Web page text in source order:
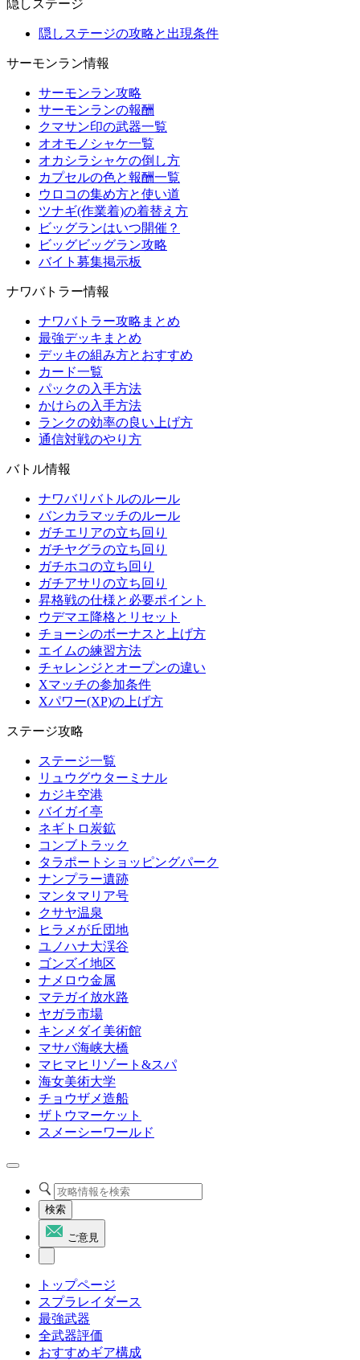
隠しステージ
隠しステージの攻略と出現条件
サーモンラン情報
サーモンラン攻略
サーモンランの報酬
クマサン印の武器一覧
オオモノシャケ一覧
オカシラシャケの倒し方
カプセルの色と報酬一覧
ウロコの集め方と使い道
ツナギ(作業着)の着替え方
ビッグランはいつ開催？
ビッグビッグラン攻略
バイト募集掲示板
ナワバトラー情報
ナワバトラー攻略まとめ
最強デッキまとめ
デッキの組み方とおすすめ
カード一覧
パックの入手方法
かけらの入手方法
ランクの効率の良い上げ方
通信対戦のやり方
バトル情報
ナワバリバトルのルール
バンカラマッチのルール
ガチエリアの立ち回り
ガチヤグラの立ち回り
ガチホコの立ち回り
ガチアサリの立ち回り
昇格戦の仕様と必要ポイント
ウデマエ降格とリセット
チョーシのボーナスと上げ方
エイムの練習方法
チャレンジとオープンの違い
Xマッチの参加条件
Xパワー(XP)の上げ方
ステージ攻略
ステージ一覧
リュウグウターミナル
カジキ空港
バイガイ亭
ネギトロ炭鉱
コンブトラック
タラポートショッピングパーク
ナンプラー遺跡
マンタマリア号
クサヤ温泉
ヒラメが丘団地
ユノハナ大渓谷
ゴンズイ地区
ナメロウ金属
マテガイ放水路
ヤガラ市場
キンメダイ美術館
マサバ海峡大橋
マヒマヒリゾート&スパ
海女美術大学
チョウザメ造船
ザトウマーケット
スメーシーワールド
検索
ご意見
トップページ
スプラレイダース
最強武器
全武器評価
おすすめギア構成